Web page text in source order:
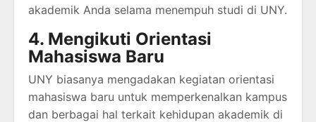
akademik Anda selama menempuh studi di UNY.
4. Mengikuti Orientasi
Mahasiswa Baru
UNY biasanya mengadakan kegiatan orientasi
mahasiswa baru untuk memperkenalkan kampus
dan berbagai hal terkait kehidupan akademik di